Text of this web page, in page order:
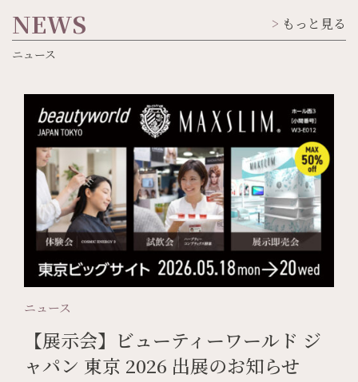
NEWS もっと見る
ニュース
ニュース
【展示会】ビューティーワールド ジ
ャパン 東京 2026 出展のお知らせ